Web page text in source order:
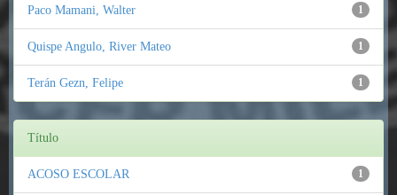
1
Paco Mamani, Walter
1
Quispe Angulo, River Mateo
1
Terán Gezn, Felipe
Título
1
ACOSO ESCOLAR